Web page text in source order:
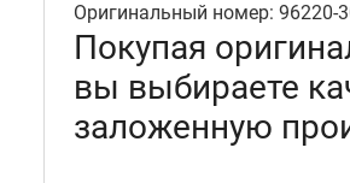
Оригинальный номер: 96220-
Покупая
вы выбираете
заложенную